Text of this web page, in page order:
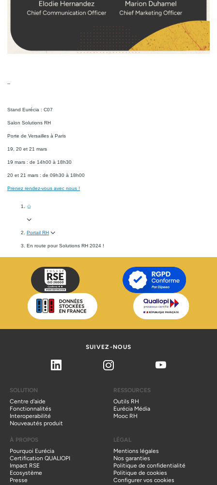
--
Stand Eurécia : C07
Salon Solutions RH
Porte de Versailles à Paris
19, 20 et 21 mars
19 mars : de 14h00 à 18h30
20 et 21 mars : de 09h30 à 18h00
Prenez rendez-vous avec nous !
Portail RH
En route pour Solutions RH 2024 !
SUIVEZ-NOUS
Instagram Youtube
SOLUTION
Centre d'aide
Fonctionnalités
Interoperabilité
Nouveautés produit
RESSOURCES
Outils RH
Eurécia Média
Mooc RH
À PROPOS
Pourquoi Eurécia
Certification QUALIOPI
Impact RSE
Ecosystème
Presse
LÉGAL
Mentions légales
Nos garanties
Politique de confidentialité
Politique de cookies
Configurer vos cookies